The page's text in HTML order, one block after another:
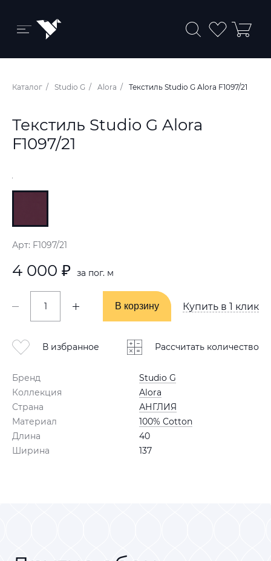
Бренды и коллекции
Краски
Обои
Пледы
Каталог Studio G Alora Текстиль Studio G Alora F1097/21
Текстиль Studio G Alora
F1097/21
Арт: F1097/21
4 000 ₽ за пог. м
В корзину
В корзину Купить в 1 клик
В избранное Рассчитать количество
Бренд
Studio G
Коллекция
Alora
Страна
АНГЛИЯ
Материал
100% Cotton
Длина
40
Ширина
137